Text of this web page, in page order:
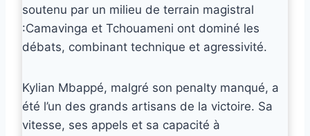
soutenu par un milieu de terrain magistral
:Camavinga et Tchouameni ont dominé les
débats, combinant technique et agressivité.
Kylian Mbappé, malgré son penalty manqué, a
été l’un des grands artisans de la victoire. Sa
vitesse, ses appels et sa capacité à